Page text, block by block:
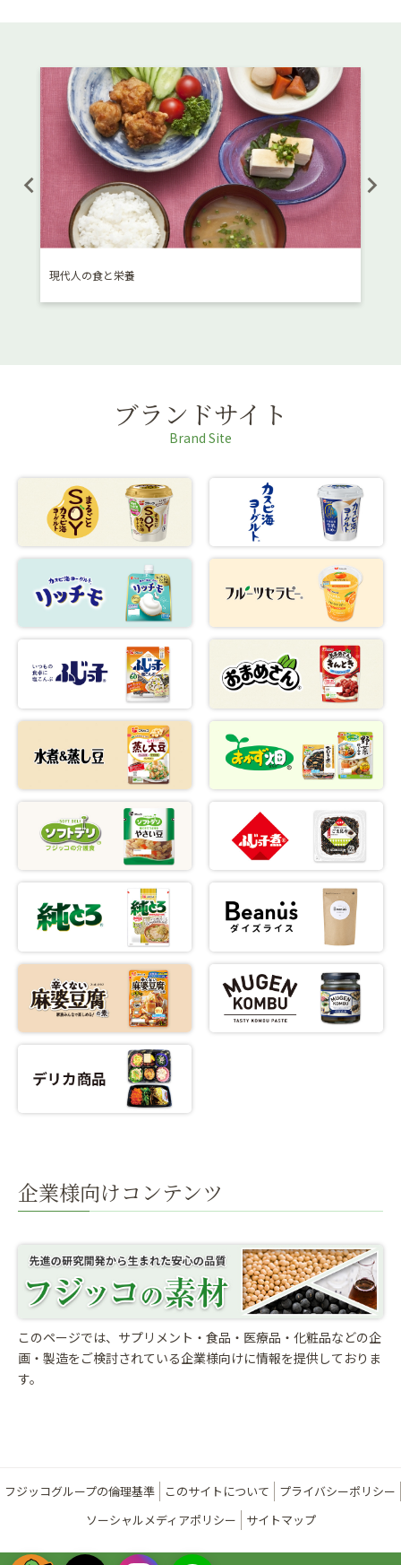
現代人の食と栄養
ブランドサイト
Brand Site
企業様向けコンテンツ
このページでは、サプリメント・食品・医療品・化粧品などの企
画・製造をご検討されている企業様向けに情報を提供しておりま
す。
フジッコグループの倫理基準 このサイトについて
プライバシーポリシー
ソーシャルメディアポリシー
サイトマップ